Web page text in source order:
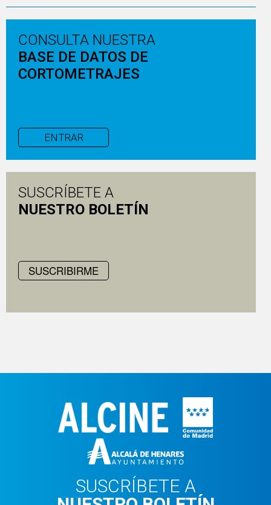
CONSULTA NUESTRA
BASE DE DATOS DE
CORTOMETRAJES
ENTRAR
SUSCRÍBETE A
NUESTRO BOLETÍN
SUSCRIBIRME
SUSCRÍBETE A